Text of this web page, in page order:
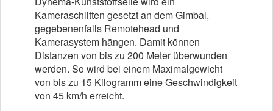
Kameraschlitten gesetzt an dem Gimbal,
gegebenenfalls Remotehead und
Kamerasystem hängen. Damit können
Distanzen von bis zu 200 Meter überwunden
werden. So wird bei einem Maximalgewicht
von bis zu 15 Kilogramm eine Geschwindigkeit
von 45 km/h erreicht.